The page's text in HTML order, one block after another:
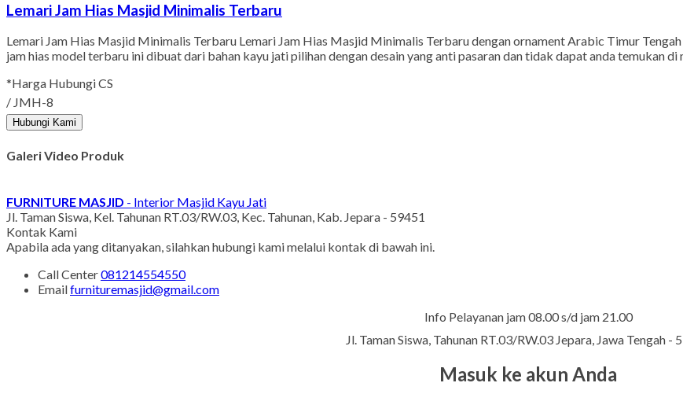
Lemari Jam Hias Masjid Minimalis Terbaru
Lemari Jam Hias Masjid Minimalis Terbaru Lemari Jam Hias Masjid Minimalis Terbaru dengan ornament Arabic Timur
jam hias model terbaru ini dibuat dari bahan kayu jati pilihan dengan desain yang anti pasaran dan tidak dapat anda temukan
*Harga Hubungi CS
/ JMH-8
Hubungi Kami
Galeri Video Produk
FURNITURE MASJID - Interior Masjid Kayu Jati
Jl. Taman Siswa, Kel. Tahunan RT.03/RW.03, Kec. Tahunan, Kab. Jepara - 59451
Kontak Kami
Apabila ada yang ditanyakan, silahkan hubungi kami melalui kontak di bawah ini.
Call Center081214554550
Emailfurnituremasjid@gmail.com
Info Pelayanan jam 08.00 s/d jam 21.00
Jl. Taman Siswa, Tahunan RT.03/RW.03 Jepara, Jawa Tengah -
Masuk ke akun Anda